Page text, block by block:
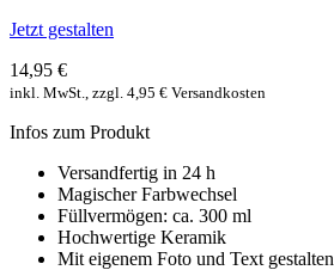
Jetzt gestalten
14,95 €
inkl. MwSt., zzgl. 4,95 € Versandkosten
Infos zum Produkt
Versandfertig in 24 h
Magischer Farbwechsel
Füllvermögen: ca. 300 ml
Hochwertige Keramik
Mit eigenem Foto und Text gestalten